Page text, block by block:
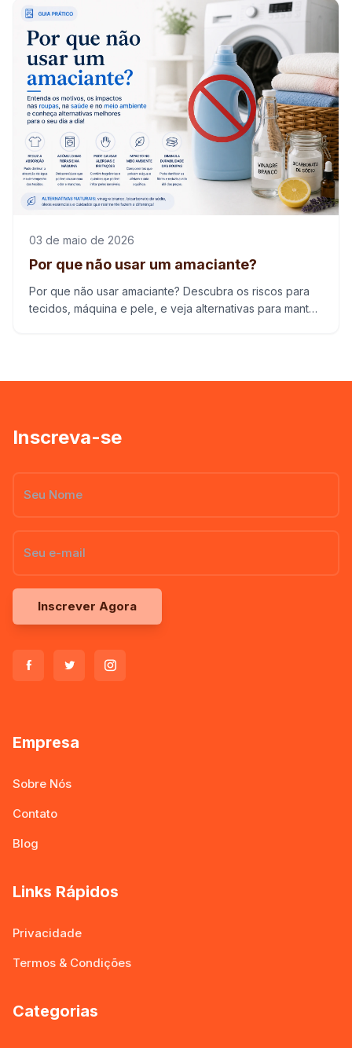
03 de maio de 2026
Por que não usar um amaciante?
Por que não usar amaciante? Descubra os riscos para
tecidos, máquina e pele, e veja alternativas para manter
Inscreva-se
Inscrever Agora
Empresa
Sobre Nós
Contato
Blog
Links Rápidos
Privacidade
Termos & Condições
Categorias